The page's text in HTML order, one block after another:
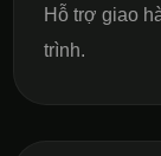
Hỗ trợ giao
trình.